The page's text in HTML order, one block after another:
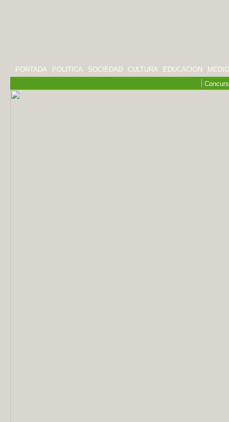
PORTADA POLITICA SOCIEDAD CULTURA EDUCACION